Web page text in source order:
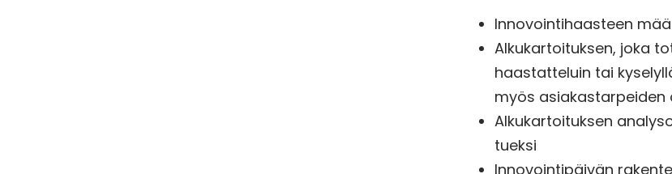
Innovointihaasteen
Alkukartoituksen, joka
haastatteluin tai
myös asiakastarpeiden
Alkukartoituksen
tueksi
Innovointipäivän